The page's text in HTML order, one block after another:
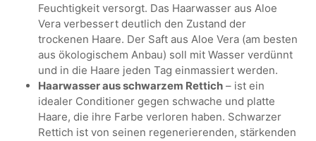
Feuchtigkeit versorgt. Das Haarwasser aus Aloe
Vera verbessert deutlich den Zustand der
trockenen Haare. Der Saft aus Aloe Vera (am besten
aus ökologischem Anbau) soll mit Wasser verdünnt
und in die Haare jeden Tag einmassiert werden.
Haarwasser aus schwarzem Rettich – ist ein
idealer Conditioner gegen schwache und platte
Haare, die ihre Farbe verloren haben. Schwarzer
Rettich ist von seinen regenerierenden, stärkenden